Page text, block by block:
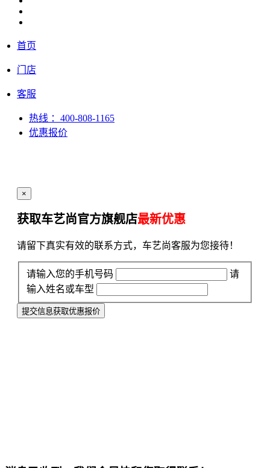
首页
门店
客服
热线 ：400-808-1165
优惠报价
×
获取车艺尚官方旗舰店最新优惠
请留下真实有效的联系方式，车艺尚客服为您接待！
请输入您的手机号码
请
输入姓名或车型
提交信息获取优惠报价